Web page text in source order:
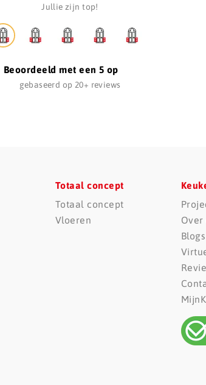
Jullie zijn top!
Beoordeeld met een 5 op
gebaseerd op 20+ reviews
Totaal concept
Totaal concept
Vloeren
Over
Blogs